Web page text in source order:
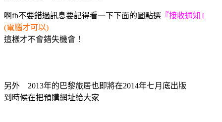
啊fb不要錯過訊息要記得看一下下面的圖點選 『接收通知』
(電腦才可以)
這樣才不會錯失機會！
另外 2013年的巴黎旅居也即將在2014年七月底出版
到時候在把預購網址給大家